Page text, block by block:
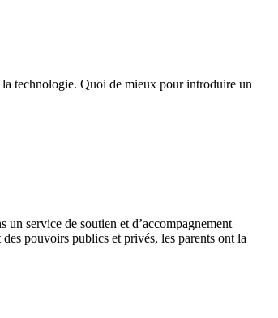
la technologie. Quoi de mieux pour introduire un
un service de soutien et d’accompagnement
pouvoirs publics et privés, les parents ont la